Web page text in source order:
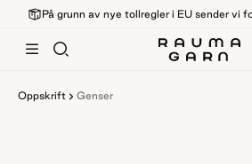
På grunn av nye tollregler i EU sender vi
Oppskrift Genser